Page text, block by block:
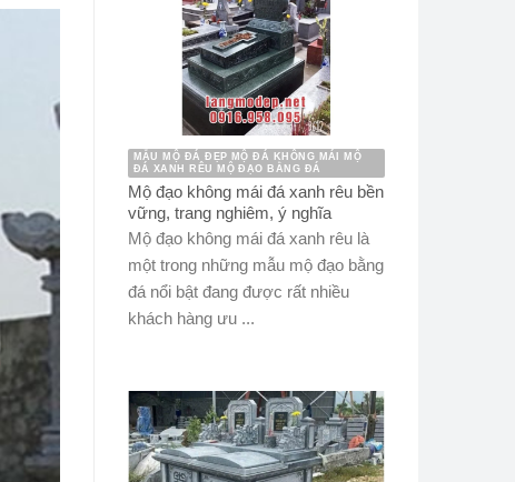
MẪU MỘ ĐÁ ĐẸP MỘ ĐÁ KHÔNG MÁI MỘ
ĐÁ XANH RÊU MỘ ĐẠO BẰNG ĐÁ
Mộ đạo không mái đá xanh rêu bền
vững, trang nghiêm, ý nghĩa
Mộ đạo không mái đá xanh rêu là
một trong những mẫu mộ đạo bằng
đá nổi bật đang được rất nhiều
khách hàng ưu ...